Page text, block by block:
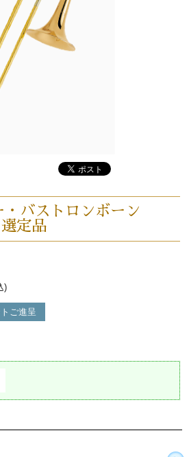
バストロンボーン
定品
)
ご進呈